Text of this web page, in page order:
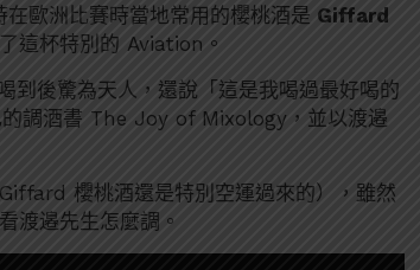
在歐洲比賽時當地常用的櫻桃酒是 Giffard
這杯特別的 Aviation。
到後驚為天人，還說「這是我喝過最好喝的
調酒書 The Joy of Mixology，並以渡邉
櫻桃酒還是特別空運過來的），雖然
渡邉先生怎麼調。